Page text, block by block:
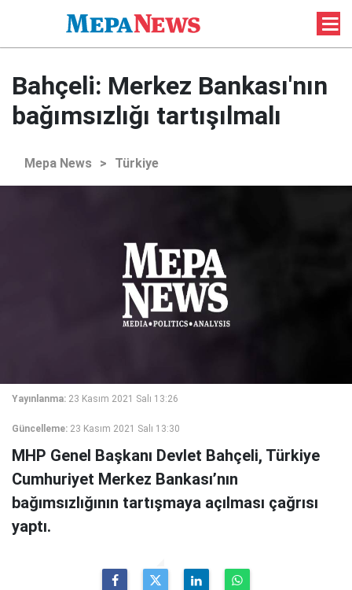
Bahçeli: Merkez Bankası'nın
bağımsızlığı tartışılmalı
Mepa News > Türkiye
Yayınlanma: 23 Kasım 2021 Salı 13:26
Güncelleme: 23 Kasım 2021 Salı 13:30
MHP Genel Başkanı Devlet Bahçeli, Türkiye
Cumhuriyet Merkez Bankası’nın
bağımsızlığının tartışmaya açılması çağrısı
yaptı.